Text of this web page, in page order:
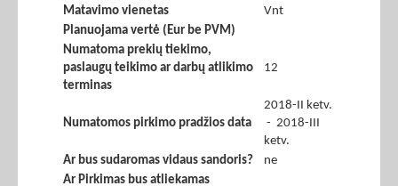
Matavimo vienetas
Vnt
Planuojama vertė (Eur be PVM)
Numatoma prekių tiekimo,
paslaugų teikimo ar darbų atlikimo
terminas
12
Numatomos pirkimo pradžios data
2018-II ketv.
- 2018-III
ketv.
Ar bus sudaromas vidaus sandoris?
ne
Ar Pirkimas bus atliekamas